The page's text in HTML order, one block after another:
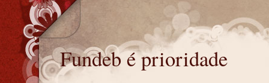
Fundeb é prioridade